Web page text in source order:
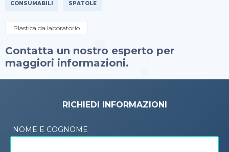
CONSUMABILI SPATOLE
Plastica da laboratorio
Contatta un nostro esperto per
maggiori informazioni.
RICHIEDI INFORMAZIONI
NOME E COGNOME